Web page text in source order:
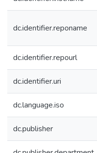
dc.identifier.reponame
dc.identifier.repourl
dc.identifier.uri
dc.language.iso
dc.publisher